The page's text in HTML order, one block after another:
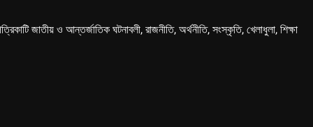
জাতীয় ও আন্তর্জাতিক ঘটনাবলী, রাজনীতি, অর্থনীতি, সংস্কৃতি, খেলাধুলা, শিক্ষা